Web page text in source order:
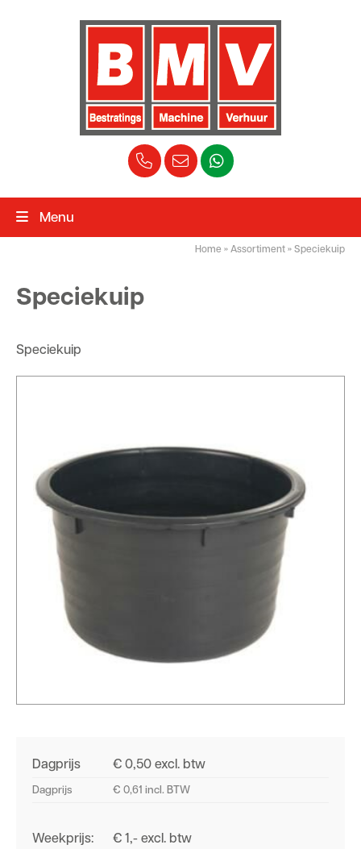
Menu
Home » Assortiment » Speciekuip
Speciekuip
Speciekuip
Dagprijs € 0,50 excl. btw
Dagprijs € 0,61 incl. BTW
Weekprijs: € 1,- excl. btw